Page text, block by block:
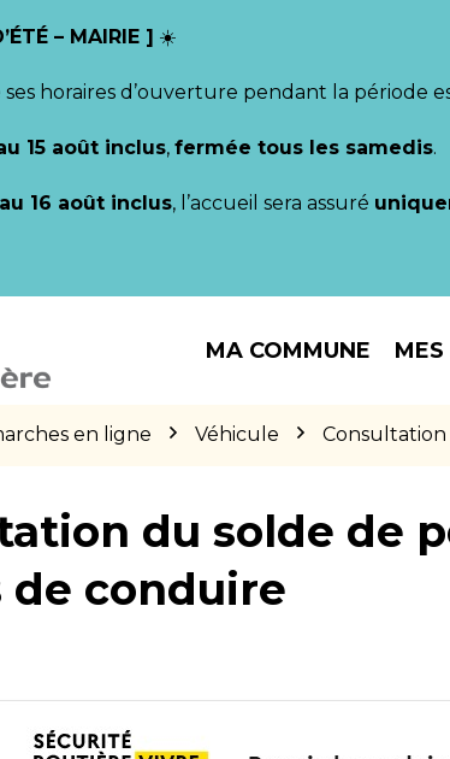
– MAIRIE ] ☀️
ses horaires d’ouverture pendant la période
15 août inclus, fermée tous les samedis.
16 août inclus, l’accueil sera assuré
MA COMMUNE MES
en ligne Véhicule
du solde de
de conduire